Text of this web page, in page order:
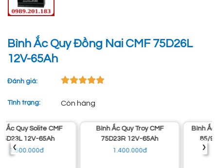
Bình Ắc Quy Đồng Nai CMF 75D26L
12V-65Ah
Đánh giá:
Tình trạng: Còn hàng
Bình Ắc Quy Troy CMF
75D23R 12V-65Ah
1.400.000đ
Bình Ắc Quy Delkor EFB Q-
85/95D23L 12V-65Ah
1.900.000đ
‹ ›